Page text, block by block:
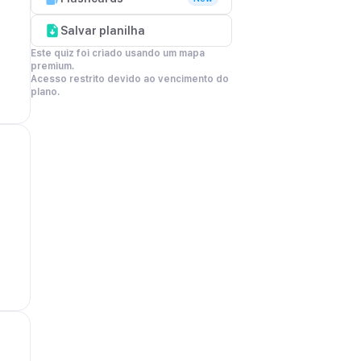
Salvar planilha
Este quiz foi criado usando um mapa
premium.
Acesso restrito devido ao vencimento do
plano.